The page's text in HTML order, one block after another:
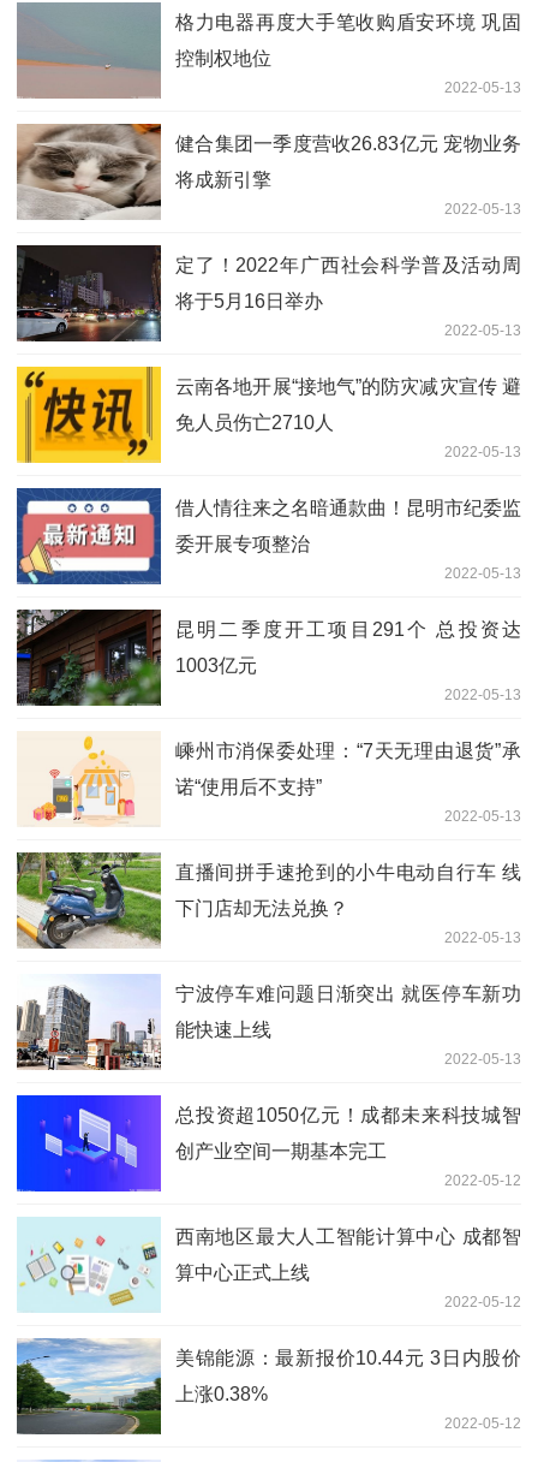
格力电器再度大手笔收购盾安环境 巩固
控制权地位
2022-05-13
健合集团一季度营收26.83亿元 宠物业务
将成新引擎
2022-05-13
定了！2022年广西社会科学普及活动周
将于5月16日举办
2022-05-13
云南各地开展“接地气”的防灾减灾宣传 避
免人员伤亡2710人
2022-05-13
借人情往来之名暗通款曲！昆明市纪委监
委开展专项整治
2022-05-13
昆明二季度开工项目291个 总投资达
1003亿元
2022-05-13
嵊州市消保委处理：“7天无理由退货”承
诺“使用后不支持”
2022-05-13
直播间拼手速抢到的小牛电动自行车 线
下门店却无法兑换？
2022-05-13
宁波停车难问题日渐突出 就医停车新功
能快速上线
2022-05-13
总投资超1050亿元！成都未来科技城智
创产业空间一期基本完工
2022-05-12
西南地区最大人工智能计算中心 成都智
算中心正式上线
2022-05-12
美锦能源：最新报价10.44元 3日内股价
上涨0.38%
2022-05-12